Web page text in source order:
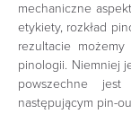
mechaniczne
etykiety, rozkład
rezultacie
pinologii. Niemniej
powszechne
następującym pin-